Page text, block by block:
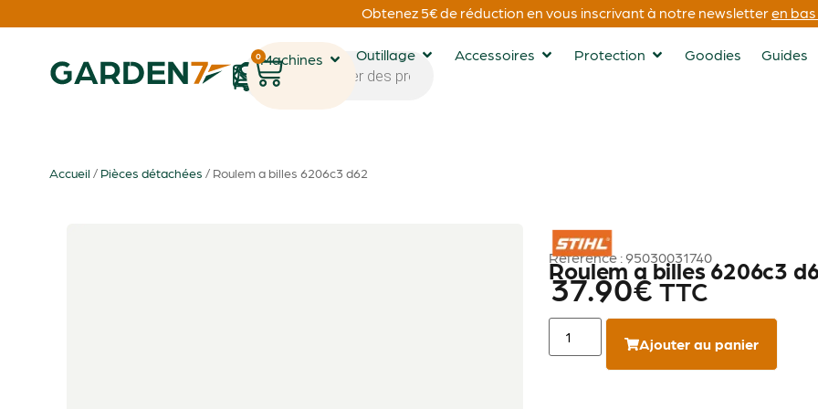
Obtenez 5€ de réduction en vous inscrivant à notre newsletteren
1
0Machines Outillage Accessoires Protection Goodies Guides
Accueil / Pièces détachées / Roulem a billes 6206c3 d62
STIHL
Référence : 95030031740
Roulem a billes 6206c3
37.90€ TTC
Ajouter au panier